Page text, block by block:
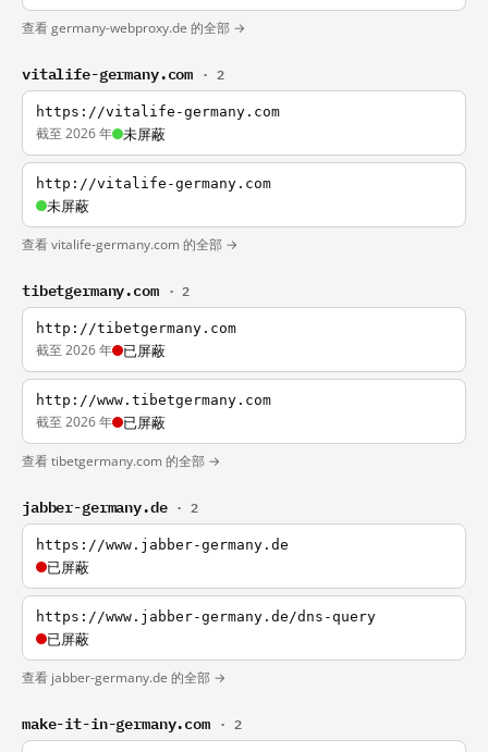
查看 germany-webproxy.de 的全部 →
vitalife-germany.com · 2
https://vitalife-germany.com
截至 2026 年 未屏蔽
http://vitalife-germany.com
未屏蔽
查看 vitalife-germany.com 的全部 →
tibetgermany.com · 2
http://tibetgermany.com
截至 2026 年 已屏蔽
http://www.tibetgermany.com
截至 2026 年 已屏蔽
查看 tibetgermany.com 的全部 →
jabber-germany.de · 2
https://www.jabber-germany.de
已屏蔽
https://www.jabber-germany.de/dns-query
已屏蔽
查看 jabber-germany.de 的全部 →
make-it-in-germany.com · 2